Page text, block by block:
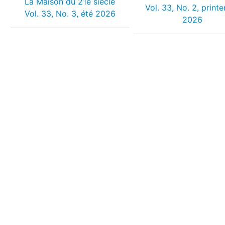
Vol. 33, No. 3, été 2026
Vol. 33, No. 2,
2026